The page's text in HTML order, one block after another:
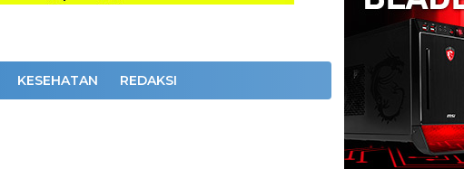
KESEHATAN REDAKSI